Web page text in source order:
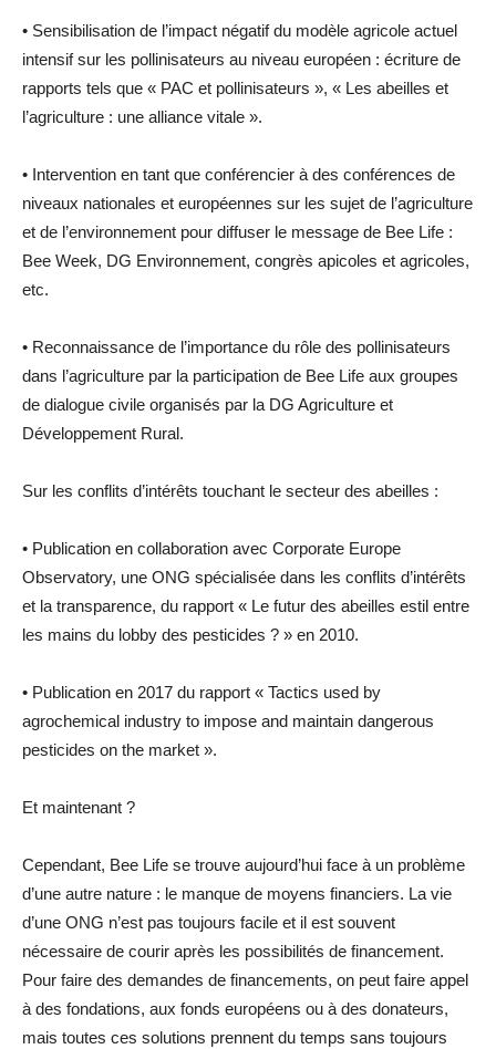
• Sensibilisation de l’impact négatif du modèle agricole actuel
intensif sur les pollinisateurs au niveau européen : écriture de
rapports tels que « PAC et pollinisateurs », « Les abeilles et
l’agriculture : une alliance vitale ».
• Intervention en tant que conférencier à des conférences de
niveaux nationales et européennes sur les sujet de l’agriculture
et de l’environnement pour diffuser le message de Bee Life :
Bee Week, DG Environnement, congrès apicoles et agricoles,
etc.
• Reconnaissance de l’importance du rôle des pollinisateurs
dans l’agriculture par la participation de Bee Life aux groupes
de dialogue civile organisés par la DG Agriculture et
Développement Rural.
Sur les conflits d’intérêts touchant le secteur des abeilles :
• Publication en collaboration avec Corporate Europe
Observatory, une ONG spécialisée dans les conflits d’intérêts
et la transparence, du rapport « Le futur des abeilles estil entre
les mains du lobby des pesticides ? » en 2010.
• Publication en 2017 du rapport « Tactics used by
agrochemical industry to impose and maintain dangerous
pesticides on the market ».
Et maintenant ?
Cependant, Bee Life se trouve aujourd’hui face à un problème
d’une autre nature : le manque de moyens financiers. La vie
d’une ONG n’est pas toujours facile et il est souvent
nécessaire de courir après les possibilités de financement.
Pour faire des demandes de financements, on peut faire appel
à des fondations, aux fonds européens ou à des donateurs,
mais toutes ces solutions prennent du temps sans toujours